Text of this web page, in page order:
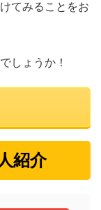
てみることをお
しょうか！
紹介